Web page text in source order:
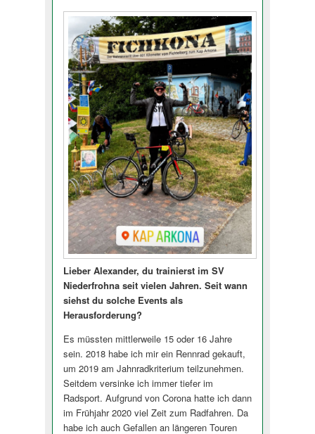
Lieber Alexander, du trainierst im SV
Niederfrohna seit vielen Jahren. Seit wann
siehst du solche Events als
Herausforderung?
Es müssten mittlerweile 15 oder 16 Jahre
sein. 2018 habe ich mir ein Rennrad gekauft,
um 2019 am Jahnradkriterium teilzunehmen.
Seitdem versinke ich immer tiefer im
Radsport. Aufgrund von Corona hatte ich dann
im Frühjahr 2020 viel Zeit zum Radfahren. Da
habe ich auch Gefallen an längeren Touren